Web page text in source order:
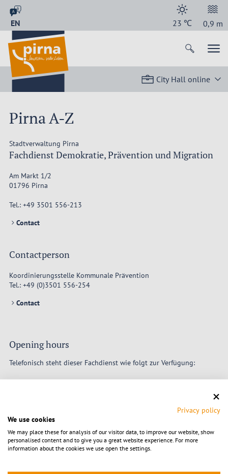
EN 23 ℃ 0,9 m
City Hall online
Pirna A-Z
Stadtverwaltung Pirna
Fachdienst Demokratie, Prävention und Migration
Am Markt 1/2
01796 Pirna
Tel.: +49 3501 556-213
Contact
Contactperson
Koordinierungsstelle Kommunale Prävention
Tel.: +49 (0)3501 556-254
Contact
Opening hours
Telefonisch steht dieser Fachdienst wie folgt zur Verfügung:
Mo nach Vereinbarung
Fr nach Vereinbarung
Für persönliche Besuche wird um vorherige Anmeldung gebeten.
Privacy policy
We use cookies
We may place these for analysis of our visitor data, to improve our website, show
personalised content and to give you a great website experience. For more
information about the cookies we use open the settings.